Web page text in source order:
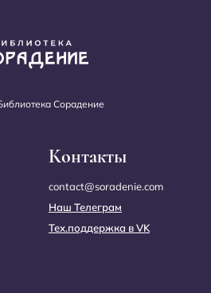
Сорадение
Контакты
contact@soradenie.com
Наш Телеграм
Тех.поддержка в VK